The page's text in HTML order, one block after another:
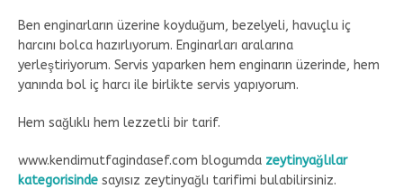
Ben enginarların üzerine koyduğum, bezelyeli, havuçlu iç
harcını bolca hazırlıyorum. Enginarları aralarına
yerleştiriyorum. Servis yaparken hem enginarın üzerinde, hem
yanında bol iç harcı ile birlikte servis yapıyorum.
Hem sağlıklı hem lezzetli bir tarif.
www.kendimutfagindasef.com blogumda zeytinyağlılar
kategorisinde sayısız zeytinyağlı tarifimi bulabilirsiniz.